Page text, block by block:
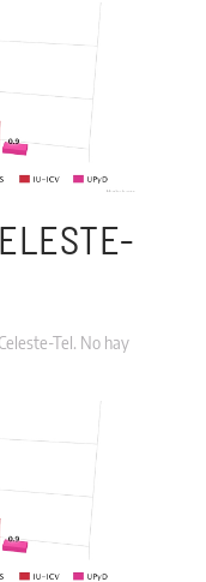
Tel. No hay